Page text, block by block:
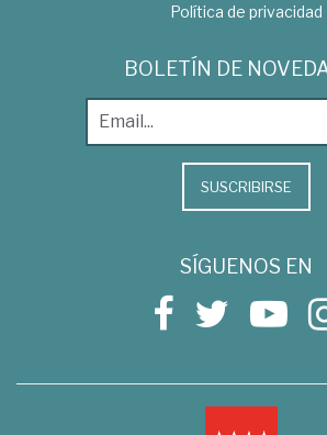
Política de privacidad
BOLETÍN DE
SUSCRIBIRSE
SÍGUENOS EN